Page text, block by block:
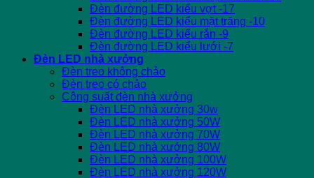
Đèn đường LED kiểu vợt -17
Đèn đường LED kiểu mặt trăng -10
Đèn đường LED kiểu rắn -9
Đèn đường LED kiểu lưới -7
Đèn LED nhà xưởng
Đèn treo không chảo
Đèn treo có chảo
Công suất đèn nhà xưởng
Đèn LED nhà xưởng 30w
Đèn LED nhà xưởng 50W
Đèn LED nhà xưởng 70W
Đèn LED nhà xưởng 80W
Đèn LED nhà xưởng 100W
Đèn LED nhà xưởng 120W